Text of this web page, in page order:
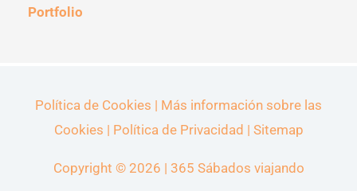
Portfolio
Política de Cookies | Más información sobre las
Cookies | Política de Privacidad | Sitemap
Copyright © 2026 | 365 Sábados viajando